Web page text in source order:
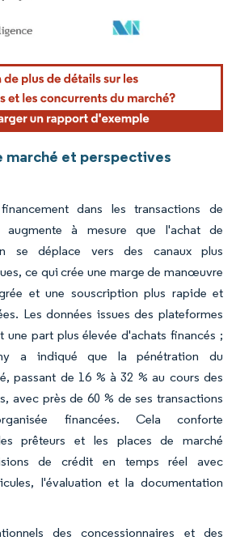
La réutilisation nécessite une attribution sous CC BY
et perspectives
dans les transactions de
augmente à mesure que l'achat de
se déplace vers des canaux plus
ce qui crée une marge de manœuvre
et une souscription plus rapide et
Les données issues des plateformes
une part plus élevée d'achats financés ;
a indiqué que la pénétration du
passant de 16 % à 32 % au cours des
avec près de 60 % de ses transactions
financées. Cela conforte
prêteurs et les places de marché
de crédit en temps réel avec
l'évaluation et la documentation
des concessionnaires et des